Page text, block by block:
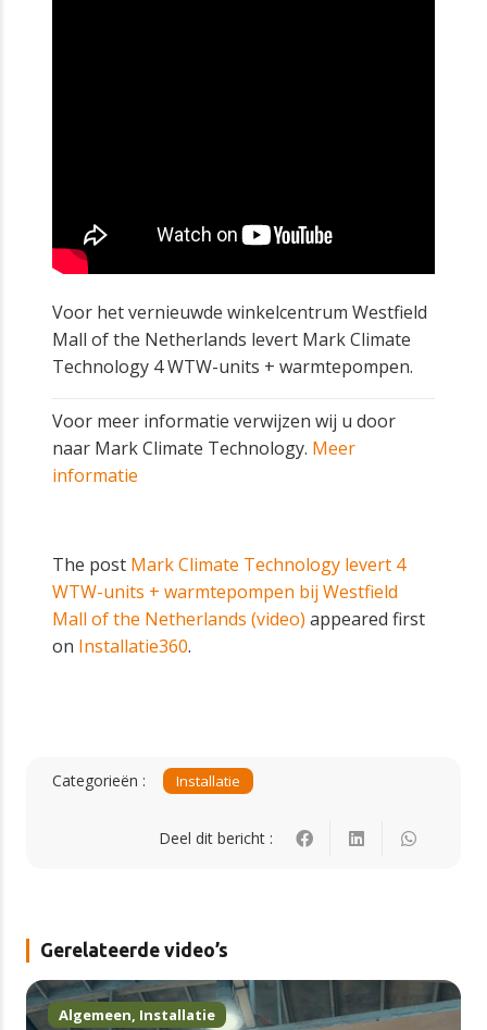
Voor het vernieuwde winkelcentrum Westfield
Mall of the Netherlands levert Mark Climate
Technology 4 WTW-units + warmtepompen.
Voor meer informatie verwijzen wij u door
naar Mark Climate Technology. Meer
informatie
The post Mark Climate Technology levert 4
WTW-units + warmtepompen bij Westfield
Mall of the Netherlands (video) appeared first
on Installatie360.
Categorieën : Installatie
Deel dit bericht :
Gerelateerde video’s
Algemeen, Installatie